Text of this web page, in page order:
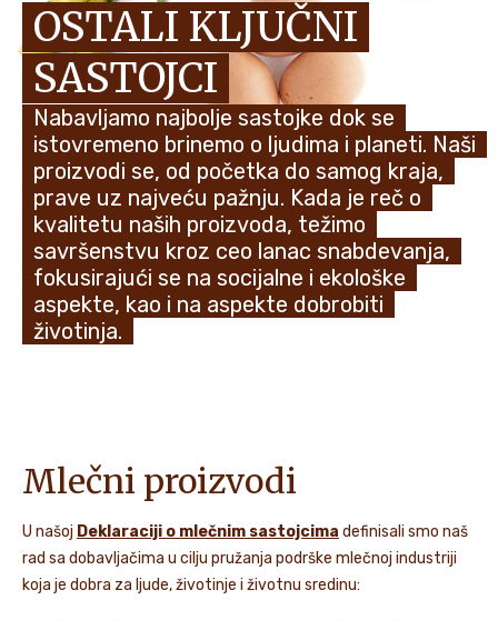
NAŠI BRENDOVI
KARIJERA
NOVOSTI I PRIČE
OSTALI KLJUČNI
SASTOJCI
Nabavljamo najbolje sastojke dok se
istovremeno brinemo o ljudima i planeti. Naši
proizvodi se, od početka do samog kraja,
prave uz najveću pažnju. Kada je reč o
kvalitetu naših proizvoda, težimo
savršenstvu kroz ceo lanac snabdevanja,
fokusirajući se na socijalne i ekološke
aspekte, kao i na aspekte dobrobiti
životinja.
Mlečni proizvodi
U našoj Deklaraciji o mlečnim sastojcima definisali smo naš
rad sa dobavljačima u cilju pružanja podrške mlečnoj industriji
koja je dobra za ljude, životinje i životnu sredinu: